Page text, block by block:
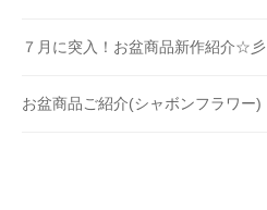
７月に突入！お盆商品新作紹介☆彡
お盆商品ご紹介(シャボンフラワー)